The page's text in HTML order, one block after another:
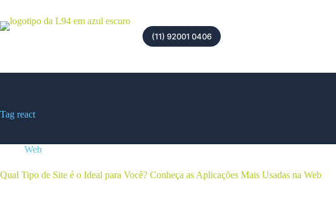
(11) 92001 0406
Tag react
Web
Qual Tipo de Site é o Ideal para Você? Conheça as Aplicações Mais Usadas na Web